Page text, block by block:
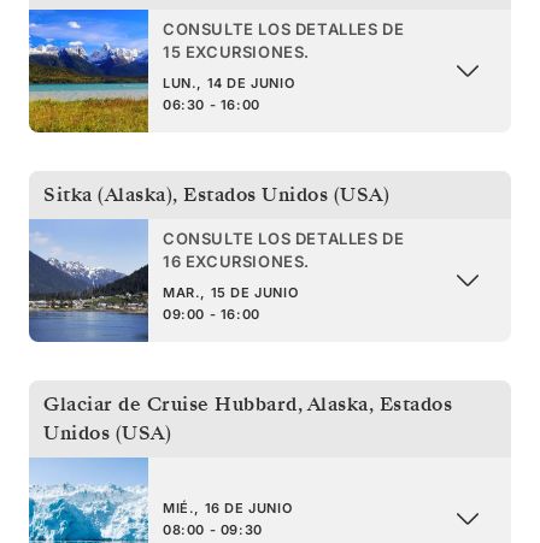
CONSULTE LOS DETALLES DE
15 EXCURSIONES.
LUN., 14 DE JUNIO
06:30 - 16:00
Sitka (Alaska), Estados Unidos (USA)
CONSULTE LOS DETALLES DE
16 EXCURSIONES.
MAR., 15 DE JUNIO
09:00 - 16:00
Glaciar de Cruise Hubbard, Alaska, Estados
Unidos (USA)
MIÉ., 16 DE JUNIO
08:00 - 09:30